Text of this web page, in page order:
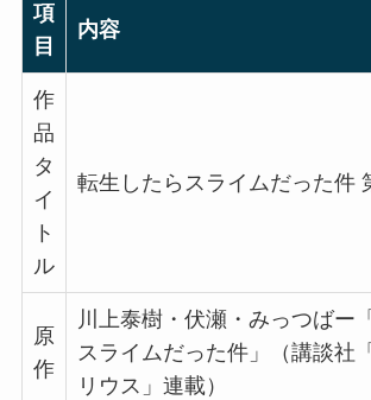
項
目
内容
作
品
タ
イ
ト
ル
転生したらスライムだった件
原
作
川上泰樹・伏瀬・みっつばー
スライムだった件」（講談社
リウス」連載）